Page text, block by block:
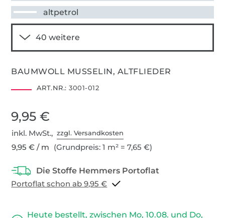
altpetrol
BAUMWOLL MUSSELIN, ALTFLIEDER
ART.NR.: 3001-012
9,95 €
inkl. MwSt.,zzgl. Versandkosten
9,95 € / m (Grundpreis: 1 m² = 7,65 €)
Portoflat schon ab 9,95 €
Heute bestellt, zwischen Mo, 10.08. und Do,